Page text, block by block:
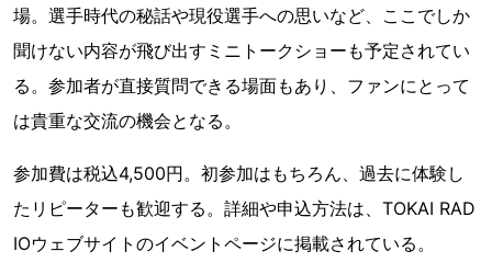
場。選手時代の秘話や現役選手への思いなど、ここでしか
聞けない内容が飛び出すミニトークショーも予定されてい
る。参加者が直接質問できる場面もあり、ファンにとって
は貴重な交流の機会となる。
参加費は税込4,500円。初参加はもちろん、過去に体験し
たリピーターも歓迎する。詳細や申込方法は、TOKAI RAD
IOウェブサイトのイベントページに掲載されている。